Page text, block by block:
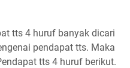
tts 4 huruf banyak dicari
pendapat tts. Maka
tts 4 huruf berikut.